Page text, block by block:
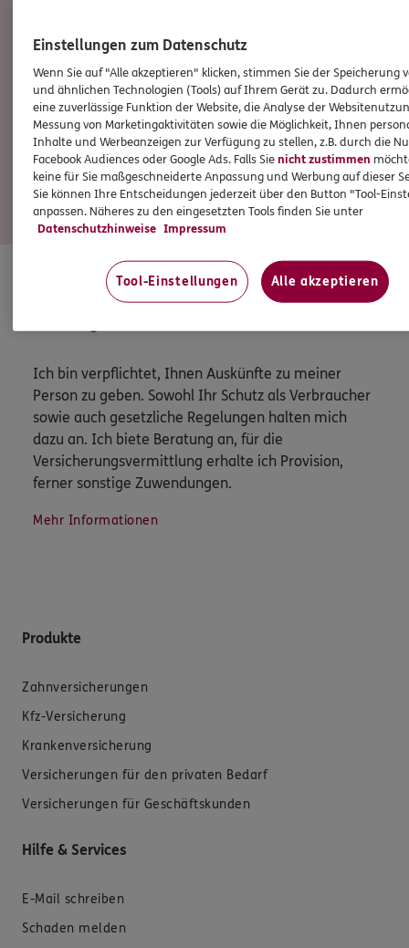
Tel: 06192-9795955
Mehmet.Kenan@ergo.de
Mobil: 0175-4240268
Mehr
Ich bin verpflichtet, Ihnen Auskünfte zu meiner
Person zu geben. Sowohl Ihr Schutz als Verbraucher
sowie auch gesetzliche Regelungen halten mich
dazu an. Ich biete Beratung an, für die
Versicherungsvermittlung erhalte ich Provision,
ferner sonstige Zuwendungen.
Mehr Informationen
Produkte
Zahnversicherungen
Kfz-Versicherung
Krankenversicherung
Versicherungen für den privaten Bedarf
Versicherungen für Geschäftskunden
Hilfe & Services
E-Mail schreiben
Schaden melden
Einstellungen zum Datenschutz
Wenn Sie auf "Alle akzeptieren" klicken, stimmen Sie der Speicherung
und ähnlichen Technologien (Tools) auf Ihrem Gerät zu. Dadurch
eine zuverlässige Funktion der Website, die Analyse der
Messung von Marketingaktivitäten sowie die Möglichkeit, Ihnen
Inhalte und Werbeanzeigen zur Verfügung zu stellen, z.B. durch die
Facebook Audiences oder Google Ads. Falls Sienicht zustimmen
keine für Sie maßgeschneiderte Anpassung und Werbung auf dieser
Sie können Ihre Entscheidungen jederzeit über den Button "Tool-
anpassen. Näheres zu den eingesetzten Tools finden Sie unter
Datenschutzhinweise Impressum
Tool-Einstellungen Alle akzeptieren